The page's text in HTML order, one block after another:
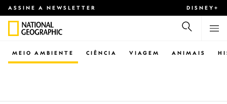
ASSINE A NEWSLETTER DISNEY+
CIÊNCIA VIAGEM ANIMAIS
MEIO AMBIENTE